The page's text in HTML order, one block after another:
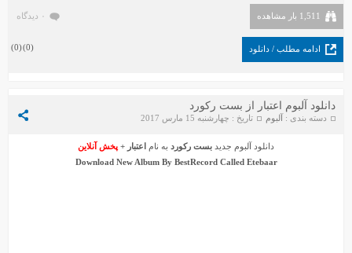
1,511 بار مشاهده ۰ دیدگاه
ادامه مطلب / دانلود (
0
)
(
0
)
دانلود آلبوم اعتبار از بست رکورد
دسته بندی :آلبوم تاریخ : چهارشنبه 15 مارس 2017
دانلود آلبوم جدید بست رکورد به نام اعتبار + پخش آنلاین
Download New Album By BestRecordCalled Etebaar